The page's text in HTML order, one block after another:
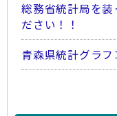
総務省統計局を
ださい！！
青森県統計グラフ